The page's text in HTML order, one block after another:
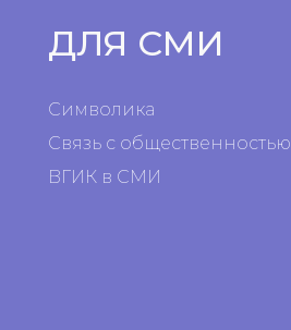
ДЛЯ СМИ
Символика
Связь с общественностью
ВГИК в СМИ